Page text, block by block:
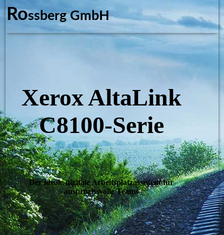
Rossberg GmbH
Xerox AltaLink
C8100-Serie
Der ideale digitale Arbeitsplatzassistent für
anspruchsvolle Teams